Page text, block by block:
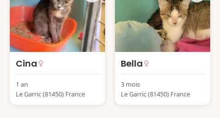
Cina
1 an
Le Garric (81450) France
Bella
3 mois
Le Garric (81450) France